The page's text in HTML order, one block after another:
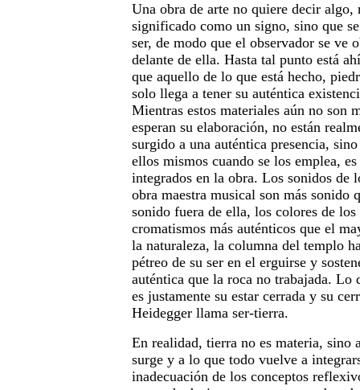
Una obra de arte no quiere decir algo,
significado como un signo, sino que
ser, de modo que el observador se ve
delante de ella. Hasta tal punto está
que aquello de lo que está hecho,
solo llega a tener su auténtica
Mientras estos materiales aún no son
esperan su elaboración, no están
surgido a una auténtica presencia,
ellos mismos cuando se los emplea,
integrados en la obra. Los sonidos de
obra maestra musical son más sonido
sonido fuera de ella, los colores de los
cromatismos más auténticos que el
la naturaleza, la columna del templo
pétreo de su ser en el erguirse y
auténtica que la roca no trabajada. Lo
es justamente su estar cerrada y su
Heidegger llama ser-tierra.
En realidad, tierra no es materia, sino
surge y a lo que todo vuelve a
inadecuación de los conceptos